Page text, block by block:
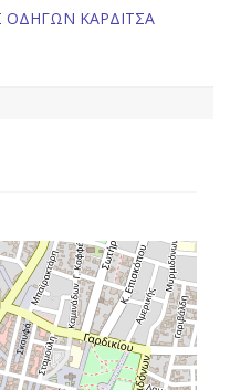
ΟΔΗΓΩΝ ΚΑΡΔΙΤΣΑ